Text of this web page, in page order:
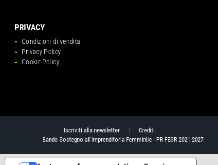
PRIVACY
Condizioni di vendita
Privacy Policy
Cookie Policy
Iscriviti alla newsletter| Crediti
Bando Sostegno all'imprenditoria Femminile - PR FESR 2021-2027